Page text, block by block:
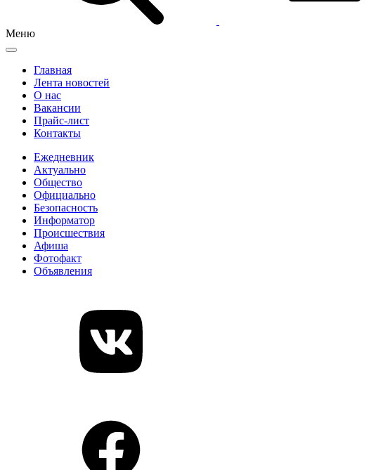
Меню
Главная
Лента новостей
О нас
Вакансии
Прайс-лист
Контакты
Ежедневник
Актуально
Общество
Официально
Безопасность
Информатор
Происшествия
Афиша
Фотофакт
Объявления